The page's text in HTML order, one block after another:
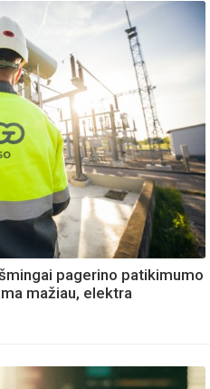
pagerino patikimumo
mažiau, elektra